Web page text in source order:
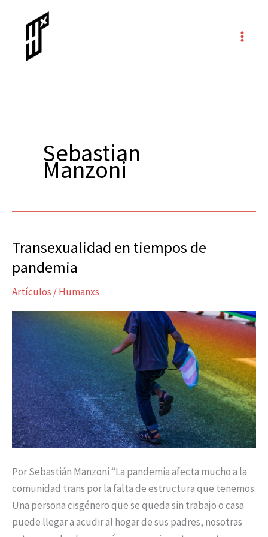
contenido
Sebastian
Manzoni
Transexualidad en tiempos de
pandemia
Artículos /Humanxs
Por Sebastián Manzoni “La pandemia afecta mucho a la
comunidad trans por la falta de estructura que tenemos.
Una persona cisgénero que se queda sin trabajo o casa
puede llegar a acudir al hogar de sus padres, nosotras
Transexualidad
en
tiempos
de
pandemia